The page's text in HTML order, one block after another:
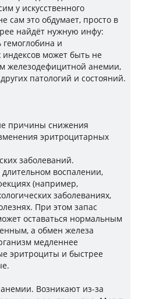
у искусственного
сам это обдумает, просто в
найдёт нужную инфу:
и
может быть не
железодефицитной анемии,
патологий и состояний.
причины снижения
эритроцитарных
заболеваний.
длительном воспалении,
(например,
заболеваниях,
При этом запас
оставаться нормальным
а обмен железа
медленнее
эритроциты и быстрее
Возникают из-за